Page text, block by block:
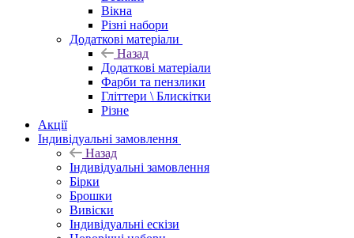
Вікна
Різні набори
Додаткові матеріали
Назад
Додаткові матеріали
Фарби та пензлики
Гліттери \ Блискітки
Різне
Акції
Індивідуальні замовлення
Назад
Індивідуальні замовлення
Бірки
Брошки
Вивіски
Індивідуальні ескізи